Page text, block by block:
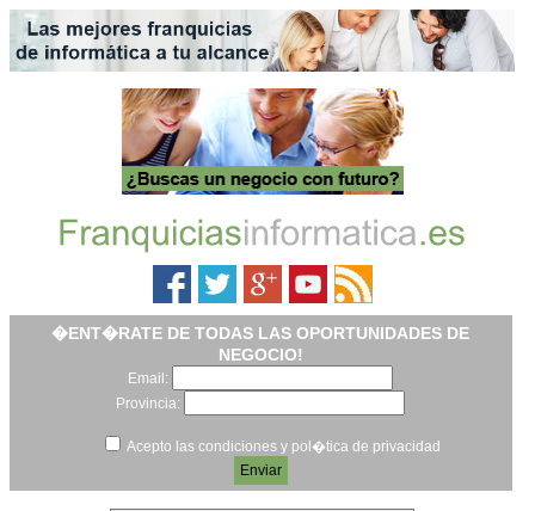
�ENT�RATE DE TODAS LAS OPORTUNIDADES DE
NEGOCIO!
Email:
Provincia:
Acepto las condiciones y pol�tica de privacidad